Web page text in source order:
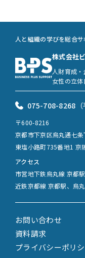
お問い合わせ
資料請求
プライバシーポリ
人と組織の学びを総合
株式会社
人財育成
女性の立
075-708-8268
〒600-8216
京都市下京区烏丸通七条
東塩小路町735番地1 京
アクセス
市営地下鉄烏丸線 京都駅
近鉄京都線 京都駅、烏